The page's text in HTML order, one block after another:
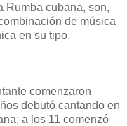
Rumba cubana, son,
de música
en su tipo.
comenzaron
debutó cantando en
a los 11 comenzó